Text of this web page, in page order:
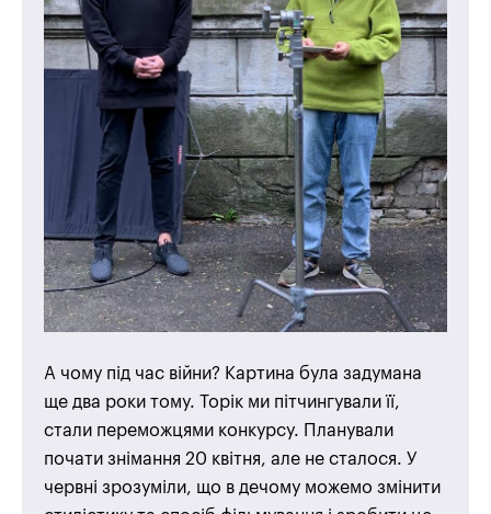
А чому під час війни? Картина була задумана
ще два роки тому. Торік ми пітчингували її,
стали переможцями конкурсу. Планували
почати знімання 20 квітня, але не сталося. У
червні зрозуміли, що в дечому можемо змінити